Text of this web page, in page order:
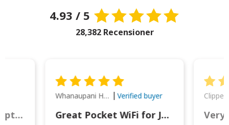
4.93 / 5
28,382 Recensioner
This was wonderful option to a family of four. Everything worked smoothly.
Whanaupani Henry Joseph Macown Verified buyer
Great Pocket WiFi for Japan Travel Very